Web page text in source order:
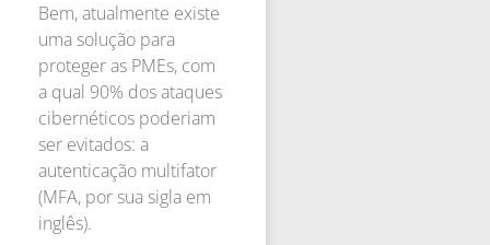
Bem, atualmente existe
uma solução para
proteger as PMEs, com
a qual 90% dos ataques
cibernéticos poderiam
ser evitados: a
autenticação multifator
(MFA, por sua sigla em
inglês).